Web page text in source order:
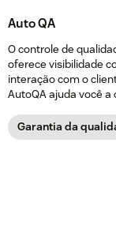
Auto QA
O controle de
oferece visibilidade
interação com o
AutoQA ajuda você
Garantia da